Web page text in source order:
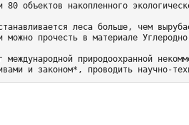
объектов накопленного
леса больше, чем
прочесть в материале
природоохранной
и законом*, проводить научно-